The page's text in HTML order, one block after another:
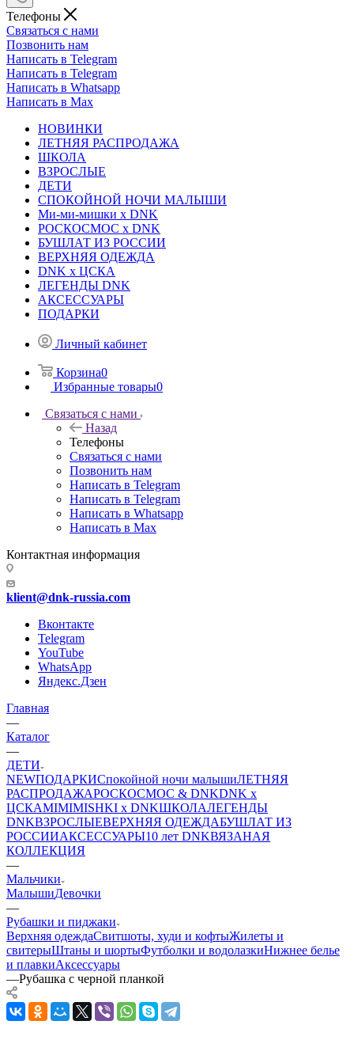
Телефоны
Связаться с нами
Позвонить нам
Написать в Telegram
Написать в Telegram
Написать в Whatsapp
Написать в Max
НОВИНКИ
ЛЕТНЯЯ РАСПРОДАЖА
ШКОЛА
ВЗРОСЛЫЕ
ДЕТИ
СПОКОЙНОЙ НОЧИ МАЛЫШИ
Ми-ми-мишки x DNK
РОСКОСМОС x DNK
БУШЛАТ ИЗ РОССИИ
ВЕРХНЯЯ ОДЕЖДА
DNK x ЦСКА
ЛЕГЕНДЫ DNK
АКСЕССУАРЫ
ПОДАРКИ
Личный кабинет
Корзина0
Избранные товары0
Связаться с нами
Назад
Телефоны
Связаться с нами
Позвонить нам
Написать в Telegram
Написать в Telegram
Написать в Whatsapp
Написать в Max
Контактная информация
klient@dnk-russia.com
Вконтакте
Telegram
YouTube
WhatsApp
Яндекс.Дзен
Главная
—
Каталог
—
ДЕТИ
NEWПОДАРКИСпокойной ночи малышиЛЕТНЯЯ
РАСПРОДАЖАРОСКОСМОС & DNKDNK x
ЦСКАMIMIMISHKI x DNKШКОЛАЛЕГЕНДЫ
DNKВЗРОСЛЫЕВЕРХНЯЯ ОДЕЖДАБУШЛАТ ИЗ
РОССИИАКСЕССУАРЫ10 лет DNKВЯЗАНАЯ
КОЛЛЕКЦИЯ
—
Мальчики
МалышиДевочки
—
Рубашки и пиджаки
Верхняя одеждаСвитшоты, худи и кофтыЖилеты и
свитерыШтаны и шортыФутболки и водолазкиНижнее белье
и плавкиАксессуары
—Рубашка c черной планкой